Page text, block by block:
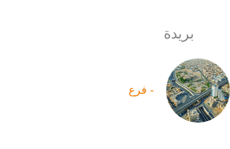
بريدة
- فرع